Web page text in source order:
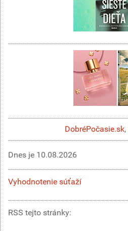
DobréPočasie.sk,
Dnes je 10.08.2026
Vyhodnotenie súťaží
RSS tejto stránky: